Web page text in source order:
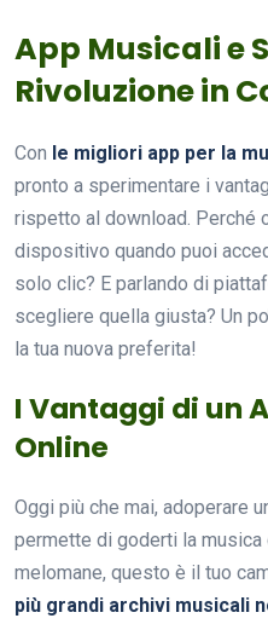
App Musicali e
Rivoluzione in
Con le migliori app per la
pronto a sperimentare i
rispetto al download. Perché
dispositivo quando puoi
solo clic? E parlando di
scegliere quella giusta? Un
la tua nuova preferita!
I Vantaggi di un
Online
Oggi più che mai, adoperare
permette di goderti la musica
melomane, questo è il tuo
più grandi archivi musicali